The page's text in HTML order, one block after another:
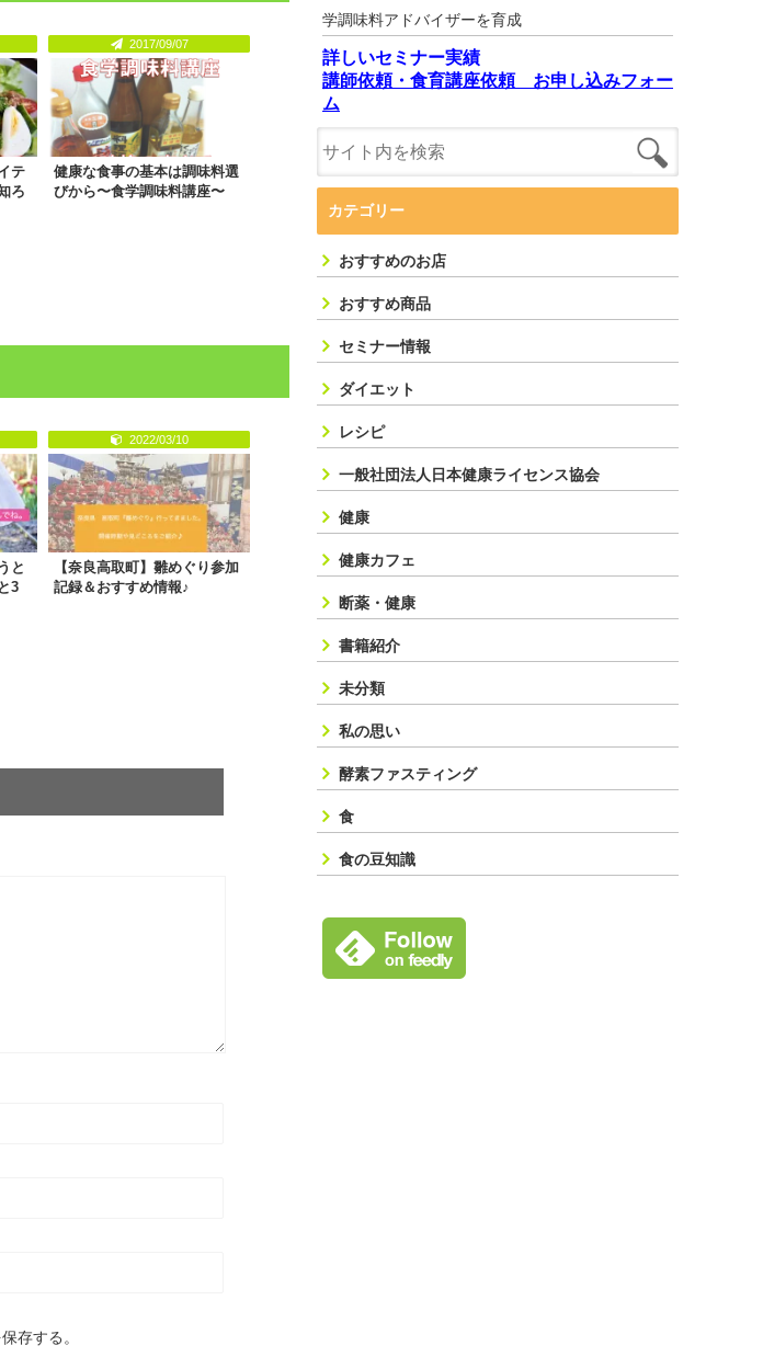
テ
ろ
2017/09/07
健康な食事の基本は調味料選
びから〜食学調味料講座〜
と
3
2022/03/10
【奈良高取町】雛めぐり参加
記録＆おすすめ情報♪
存する。
学調味料アドバイザーを育成
詳しいセミナー実績
講師依頼・食育講座依頼 お申し込みフォー
ム
カテゴリー
おすすめのお店
おすすめ商品
セミナー情報
ダイエット
レシピ
一般社団法人日本健康ライセンス協会
健康
健康カフェ
断薬・健康
書籍紹介
未分類
私の思い
酵素ファスティング
食
食の豆知識